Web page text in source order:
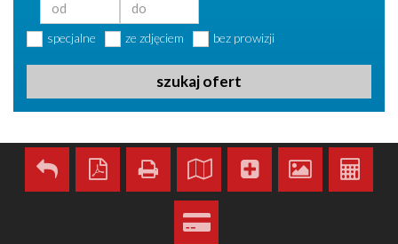
specjalne ze zdjęciem bez prowizji
szukaj ofert